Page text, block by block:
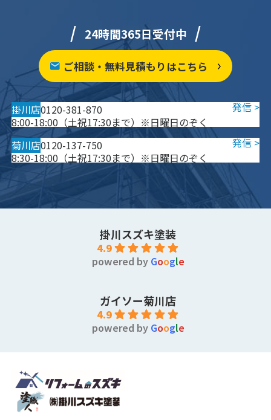
24時間365日受付中
ご相談・無料見積もりはこちら
掛川店0120-381-870
8:00-18:00（土祝17:30まで）※日曜日のぞく
菊川店0120-137-750
8:30-18:00（土祝17:30まで）※日曜日のぞく
掛川スズキ塗装
4.9
powered by Google
ガイソー菊川店
4.9
powered by Google